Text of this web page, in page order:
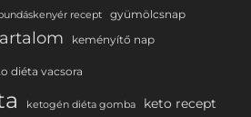
recept gyümölcsnap
keményítő nap
diéta vacsora
ketogén diéta gomba keto recept